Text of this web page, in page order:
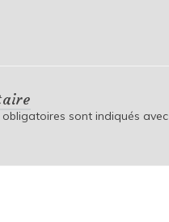
sont indiqués avec